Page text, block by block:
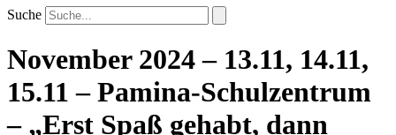
Suche
November 2024 – 13.11, 14.11,
15.11 – Pamina-Schulzentrum
– „Erst Spaß gehabt, dann